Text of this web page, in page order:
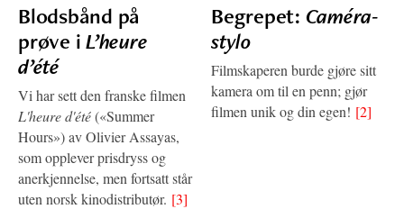
Blodsbånd på
prøve iL’heure
d’été
Vi har sett den franske filmen
L'heure d'été(«Summer
Hours») av Olivier Assayas,
som opplever prisdryss og
anerkjennelse, men fortsatt står
uten norsk kinodistributør. [3]
Begrepet: Caméra-
stylo
Filmskaperen burde gjøre sitt
kamera om til en penn; gjør
filmen unik og din egen! [2]